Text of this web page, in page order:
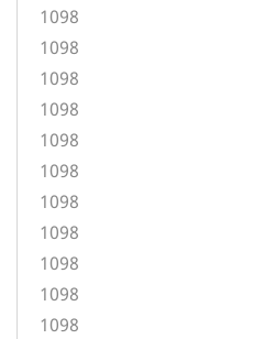
1098
1098
1098
1098
1098
1098
1098
1098
1098
1098
1098